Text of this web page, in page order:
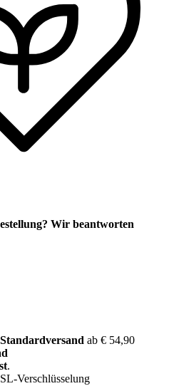
Wir beantworten
ab € 54,90
.
Verschlüsselung